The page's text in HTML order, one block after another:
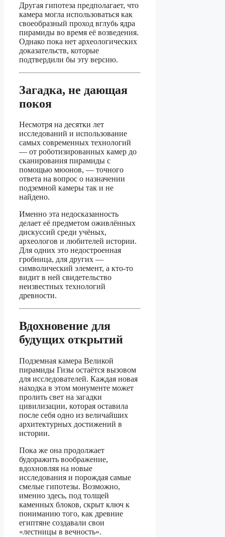
Другая гипотеза предполагает, что
камера могла использоваться как
своеобразный проход вглубь ядра
пирамиды во время её возведения.
Однако пока нет археологических
доказательств, которые
подтвердили бы эту версию.
Загадка, не дающая
покоя
Несмотря на десятки лет
исследований и использование
самых современных технологий
— от роботизированных камер до
сканирования пирамиды с
помощью мюонов, — точного
ответа на вопрос о назначении
подземной камеры так и не
найдено.
Именно эта недосказанность
делает её предметом оживлённых
дискуссий среди учёных,
археологов и любителей истории.
Для одних это недостроенная
гробница, для других —
символический элемент, а кто-то
видит в ней свидетельство
неизвестных технологий
древности.
Вдохновение для
будущих открытий
Подземная камера Великой
пирамиды Гизы остаётся вызовом
для исследователей. Каждая новая
находка в этом монументе может
пролить свет на загадки
цивилизации, которая оставила
после себя одно из величайших
архитектурных достижений в
истории.
Пока же она продолжает
будоражить воображение,
вдохновляя на новые
исследования и порождая самые
смелые гипотезы. Возможно,
именно здесь, под толщей
каменных блоков, скрыт ключ к
пониманию того, как древние
египтяне создавали свои
«лестницы в вечность».